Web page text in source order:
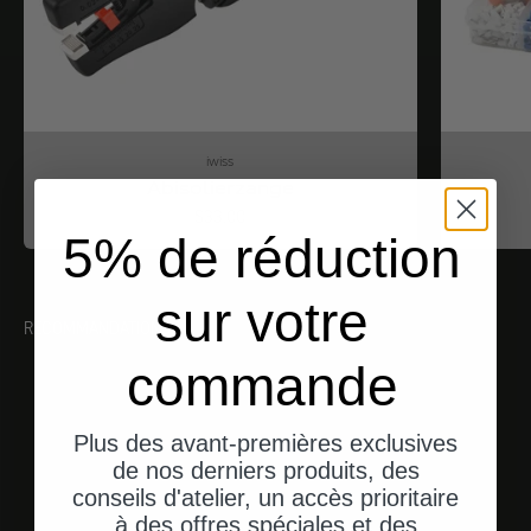
iwiss
RECOMMANDATIONS
5% de réduction
sur votre
commande
Plus des avant-premières exclusives
de nos derniers produits, des
conseils d'atelier, un accès prioritaire
à des offres spéciales et des